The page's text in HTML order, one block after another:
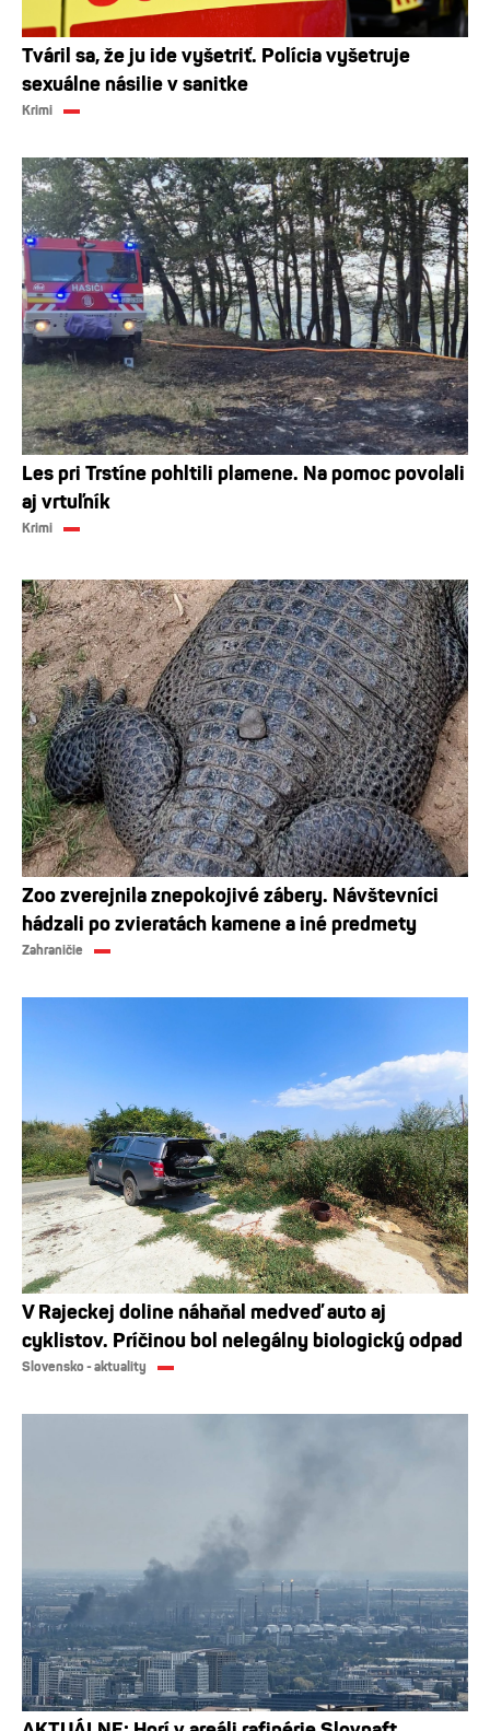
Tváril sa, že ju ide vyšetriť. Polícia vyšetruje
sexuálne násilie v sanitke
Krimi
Les pri Trstíne pohltili plamene. Na pomoc povolali
aj vrtuľník
Krimi
Zoo zverejnila znepokojivé zábery. Návštevníci
hádzali po zvieratách kamene a iné predmety
Zahraničie
V Rajeckej doline náhaňal medveď auto aj
cyklistov. Príčinou bol nelegálny biologický odpad
Slovensko - aktuality